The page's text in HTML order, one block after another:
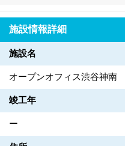
施設情報詳細
施設名
オープンオフィス渋谷神南
竣工年
ー